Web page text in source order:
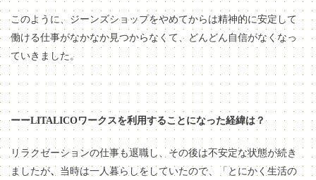
このように、ジーンズショップをやめてからは精神的に安定して
働ける仕事がなかなか見つからなくて、どんどん自信がなくなっ
ていきました。
ーーLITALICOワークスを利用することになった経緯は？
リラクゼーションの仕事も退職し、その後は不安定な状態が続き
ましたが、 当時は一人暮らしをしていたので、「とにかく生活の